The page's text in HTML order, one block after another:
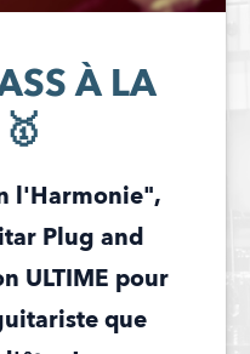
À LA
l'Harmonie",
Plug and
ULTIME pour
que